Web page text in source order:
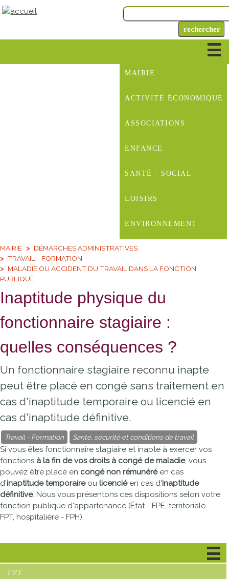
MAIRIE
ACTIVITÉ ÉCONOMIQUE
ASSOCIATIONS
ENFANCE
SANTÉ - SOCIAL
LOISIRS
ENVIRONNEMENT
MAIRIE
DÉMARCHES ADMINISTRATIVES
TRAVAIL - FORMATION
MALADIE OU ACCIDENT DU TRAVAIL DANS LA FONCTION
PUBLIQUE
Inaptitude physique du
fonctionnaire stagiaire :
quelles conséquences ?
Un fonctionnaire stagiaire reconnu inapte
peut être placé en congé sans traitement en
cas d'inaptitude temporaire ou licencié en
cas d'inaptitude définitive.
Travail - Formation Santé, sécurité et conditions de travail
Si vous êtes fonctionnaire stagiaire et inapte à exercer vos
fonctions à la fin de vos droits à congé de maladie, vous
pouvez être placé en congé non rémunéréen cas
d'inaptitude temporaireou licenciéen cas d'inaptitude
définitive. Nous vous présentons ces dispositions selon votre
fonction publique d'appartenance (État - FPE, territoriale -
FPT, hospitalière - FPH).
FPT